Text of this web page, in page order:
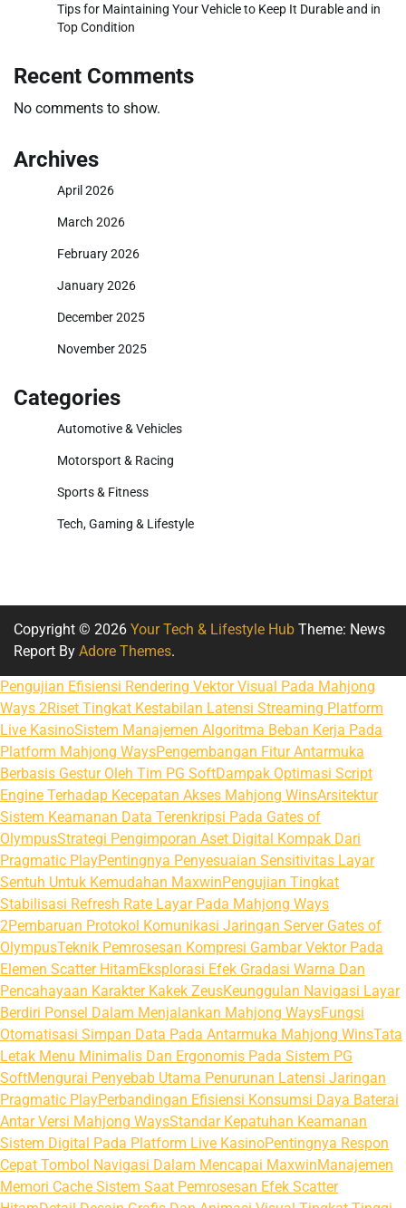
Tips for Maintaining Your Vehicle to Keep It Durable and in
Top Condition
Recent Comments
No comments to show.
Archives
April 2026
March 2026
February 2026
January 2026
December 2025
November 2025
Categories
Automotive & Vehicles
Motorsport & Racing
Sports & Fitness
Tech, Gaming & Lifestyle
Copyright © 2026 Your Tech & Lifestyle Hub Theme: News
Report By Adore Themes.
Pengujian Efisiensi Rendering Vektor Visual Pada Mahjong
Ways 2Riset Tingkat Kestabilan Latensi Streaming Platform
Live KasinoSistem Manajemen Algoritma Beban Kerja Pada
Platform Mahjong WaysPengembangan Fitur Antarmuka
Berbasis Gestur Oleh Tim PG SoftDampak Optimasi Script
Engine Terhadap Kecepatan Akses Mahjong WinsArsitektur
Sistem Keamanan Data Terenkripsi Pada Gates of
OlympusStrategi Pengimporan Aset Digital Kompak Dari
Pragmatic PlayPentingnya Penyesuaian Sensitivitas Layar
Sentuh Untuk Kemudahan MaxwinPengujian Tingkat
Stabilisasi Refresh Rate Layar Pada Mahjong Ways
2Pembaruan Protokol Komunikasi Jaringan Server Gates of
OlympusTeknik Pemrosesan Kompresi Gambar Vektor Pada
Elemen Scatter HitamEksplorasi Efek Gradasi Warna Dan
Pencahayaan Karakter Kakek ZeusKeunggulan Navigasi Layar
Berdiri Ponsel Dalam Menjalankan Mahjong WaysFungsi
Otomatisasi Simpan Data Pada Antarmuka Mahjong WinsTata
Letak Menu Minimalis Dan Ergonomis Pada Sistem PG
SoftMengurai Penyebab Utama Penurunan Latensi Jaringan
Pragmatic PlayPerbandingan Efisiensi Konsumsi Daya Baterai
Antar Versi Mahjong WaysStandar Kepatuhan Keamanan
Sistem Digital Pada Platform Live KasinoPentingnya Respon
Cepat Tombol Navigasi Dalam Mencapai MaxwinManajemen
Memori Cache Sistem Saat Pemrosesan Efek Scatter